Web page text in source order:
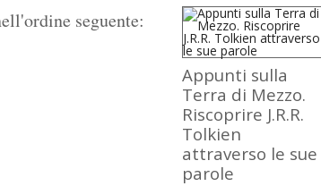
seguente:
Appunti sulla
Terra di Mezzo.
Riscoprire J.R.R.
Tolkien
attraverso le sue
parole